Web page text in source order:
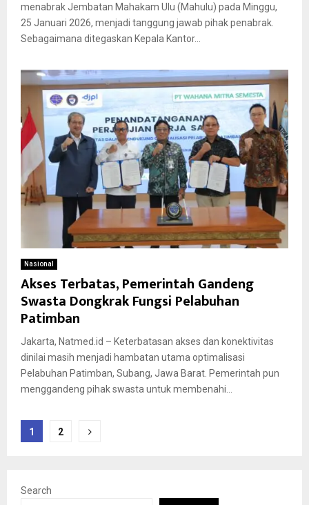
menabrak Jembatan Mahakam Ulu (Mahulu) pada Minggu,
25 Januari 2026, menjadi tanggung jawab pihak penabrak.
Sebagaimana ditegaskan Kepala Kantor...
Nasional
Akses Terbatas, Pemerintah Gandeng
Swasta Dongkrak Fungsi Pelabuhan
Patimban
Jakarta, Natmed.id – Keterbatasan akses dan konektivitas
dinilai masih menjadi hambatan utama optimalisasi
Pelabuhan Patimban, Subang, Jawa Barat. Pemerintah pun
menggandeng pihak swasta untuk membenahi...
Posts
1 2
Search